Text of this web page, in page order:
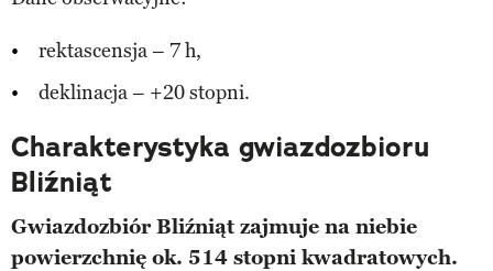
rektascensja – 7 h,
deklinacja – +20 stopni.
Charakterystyka gwiazdozbioru
Bliźniąt
Gwiazdozbiór Bliźniąt zajmuje na niebie
powierzchnię ok. 514 stopni kwadratowych.